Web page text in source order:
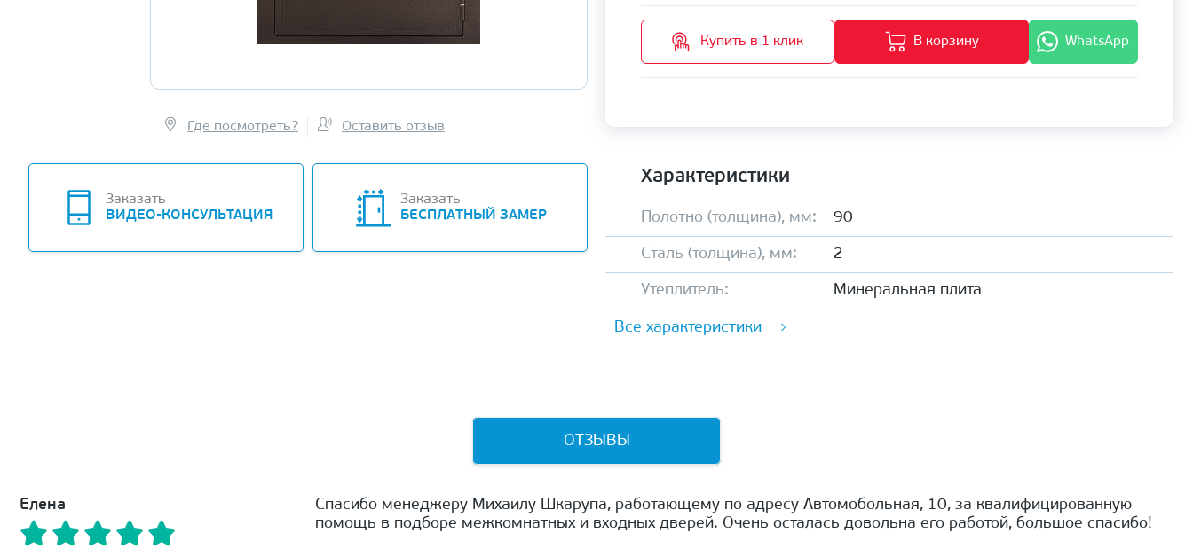
Где посмотреть? Оставить отзыв
Заказать
ВИДЕО-КОНСУЛЬТАЦИЯ
Заказать
БЕСПЛАТНЫЙ ЗАМЕР
Купить в 1 клик В корзину WhatsApp
Характеристики
Полотно (толщина), мм: 90
Сталь (толщина), мм: 2
Утеплитель: Минеральная плита
Все характеристики
ОТЗЫВЫ
Елена
Спасибо менеджеру Михаилу Шкарупа, работающему по адресу Автомобольная, 10, за квалифицированную
помощь в подборе межкомнатных и входных дверей. Очень осталась довольна его работой, большое спасибо!